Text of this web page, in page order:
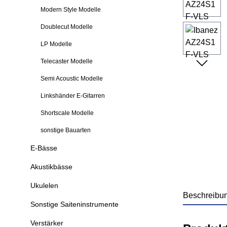
Modern Style Modelle
Doublecut Modelle
LP Modelle
Telecaster Modelle
Semi Acoustic Modelle
Linkshänder E-Gitarren
Shortscale Modelle
sonstige Bauarten
E-Bässe
Akustikbässe
Ukulelen
Sonstige Saiteninstrumente
Verstärker